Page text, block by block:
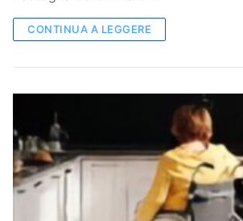
CONTINUA A LEGGERE